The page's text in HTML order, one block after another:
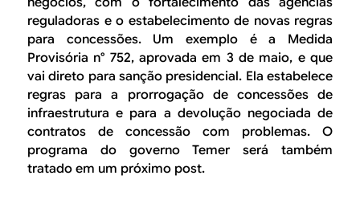
reguladoras e o estabelecimento de novas regras
para concessões. Um exemplo é a Medida
Provisória n° 752, aprovada em 3 de maio, e que
vai direto para sanção presidencial. Ela estabelece
regras para a prorrogação de concessões de
infraestrutura e para a devolução negociada de
contratos de concessão com problemas. O
programa do governo Temer será também
tratado em um próximo post.